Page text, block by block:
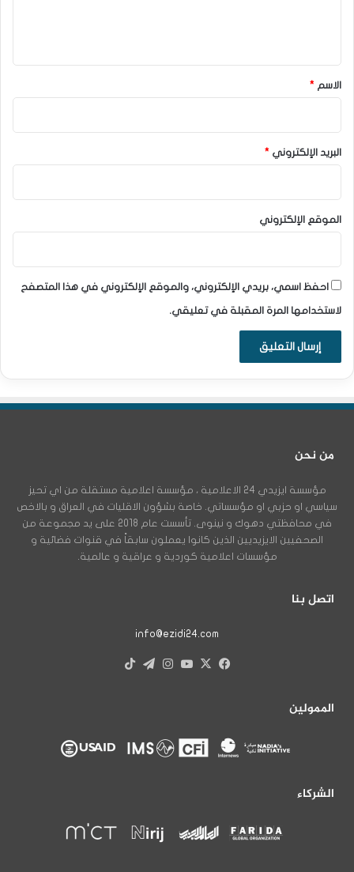
*الاسم *
البريد الإلكتروني *
الموقع الإلكتروني
احفظ اسمي، بريدي الإلكتروني، والموقع الإلكتروني في هذا المتصفح
لاستخدامها المرة المقبلة في تعليقي.
من نحن
مؤسسة ايزيدي 24 الاعلامية ، مؤسسة اعلامية مستقلة من اي تحيز
سياسي او حزبي او مؤسساتي. خاصة بشؤون الاقليات في العراق و بالاخص
في محافظتي دهوك و نينوى. تأسست عام 2018 على يد مجموعة من
الصحفيين الايزيديين الذين كانوا يعملون سابقاً في قنوات فضائية و
مؤسسات اعلامية كوردية و عراقية و عالمية.
اتصل بنا
info@ezidi24.com
فيسبوك
X يوتيوبانستقرام
تيلقرام
الممولين
الشركاء